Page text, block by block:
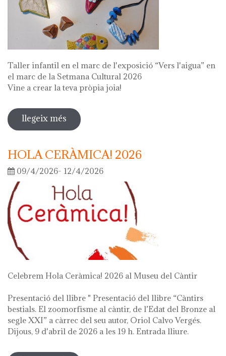
Taller infantil en el marc de l'exposició “Vers l'aigua” en
el marc de la Setmana Cultural 2026
Vine a crear la teva pròpia joia!
llegeix més sobre fes la teva joia!
HOLA CERÀMICA! 2026
09/4/2026- 12/4/2026
Celebrem Hola Ceràmica! 2026 al Museu del Càntir
Presentació del llibre " Presentació del llibre “Càntirs
bestials. El zoomorfisme al càntir, de l’Edat del Bronze al
segle XXI” a càrrec del seu autor, Oriol Calvo Vergés.
Dijous, 9 d'abril de 2026 a les 19 h. Entrada lliure.